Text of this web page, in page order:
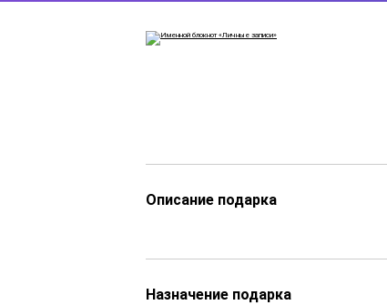
Описание подарка
Назначение подарка